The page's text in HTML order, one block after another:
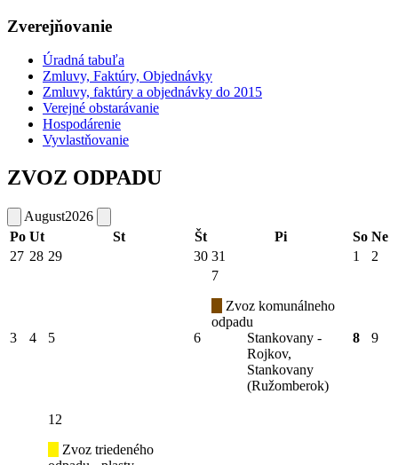
Zverejňovanie
Úradná tabuľa
Zmluvy, Faktúry, Objednávky
Zmluvy, faktúry a objednávky do 2015
Verejné obstarávanie
Hospodárenie
Vyvlastňovanie
ZVOZ ODPADU
August2026
Po Ut St Št Pi So Ne
27 28 29 30 31 1 2
3 4 5 6
7
Zvoz komunálneho
odpadu
Stankovany -
Rojkov,
Stankovany
(Ružomberok)
8 9
12
Zvoz triedeného